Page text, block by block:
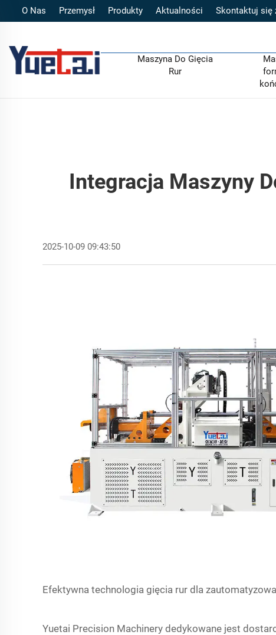
O Nas Przemysł Produkty Aktualności Skontaktuj się
Maszyna Do Gięcia
Rur
Integracja Maszyny
2025-10-09 09:43:50
Efektywna technologia gięcia rur dla
Yuetai Precision Machinery dedykowane jest